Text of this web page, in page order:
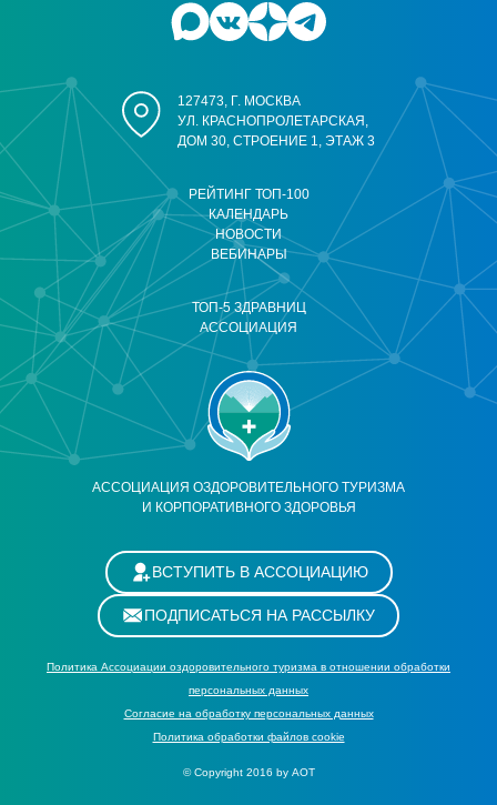
АССОЦИАЦИЯ ОЗДОРОВИТЕЛЬНОГО ТУРИЗМА
И КОРПОРАТИВНОГО ЗДОРОВЬЯ
РЕЙТИНГ ТОП-100
КАЛЕНДАРЬ
НОВОСТИ
ВЕБИНАРЫ
ТОП-5 ЗДРАВНИЦ
АССОЦИАЦИЯ
127473, Г. МОСКВА
УЛ. КРАСНОПРОЛЕТАРСКАЯ,
ДОМ 30, СТРОЕНИЕ 1, ЭТАЖ 3
ВСТУПИТЬ В АССОЦИАЦИЮ
ПОДПИСАТЬСЯ НА РАССЫЛКУ
Политика Ассоциации оздоровительного туризма в отношении обработки
персональных данных
Cогласие на обработку персональных данных
Политика обработки файлов cookie
© Copyright 2016 by АОТ